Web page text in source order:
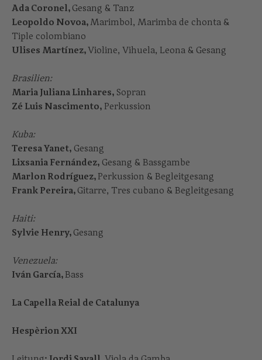
Ada Coronel, Gesang & Tanz
Leopoldo Novoa, Marimbol, Marimba de chonta &
Tiple colombiano
Ulises Martínez,Violine, Vihuela, Leona & Gesang
Brasilien:
Maria Juliana Linhares, Sopran
Zé Luis Nascimento, Perkussion
Kuba:
Teresa Yanet, Gesang
Lixsania Fernández, Gesang & Bassgambe
Marlon Rodríguez, Perkussion & Begleitgesang
Frank Pereira, Gitarre, Tres cubano & Begleitgesang
Haiti:
Sylvie Henry, Gesang
Venezuela:
Iván García, Bass
La Capella Reial de Catalunya
Hespèrion XXI